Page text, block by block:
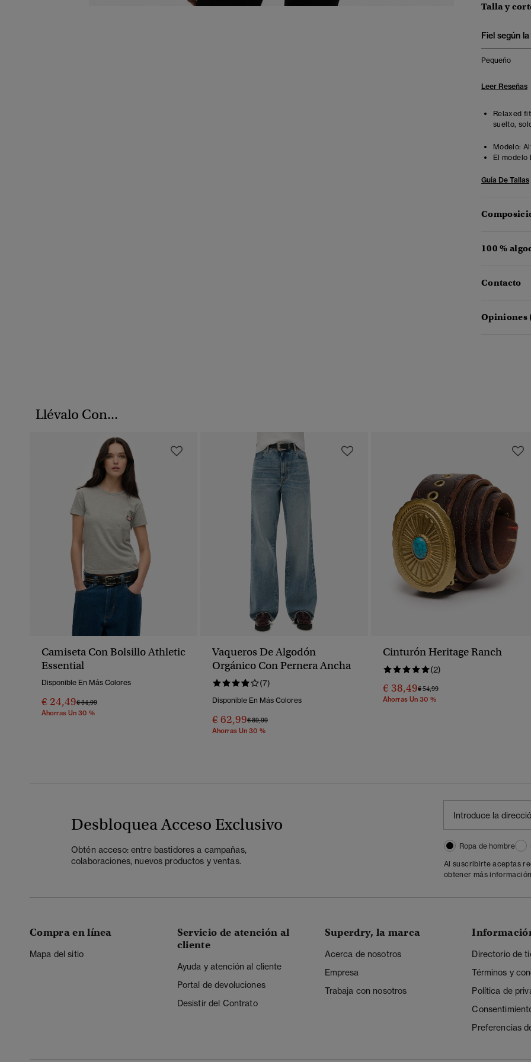
Talla y
Fiel según
Pequeño
Leer Reseñas
Relaxed
suelto,
Modelo:
El modelo
Guía De Tallas
100 %
Contacto
Opiniones
Llévalo Con...
Camiseta Con Bolsillo Athletic
Essential
Disponible En Más Colores
€ 24,49Precio Rebajado De
€ 34,99A
Ahorras Un 30 %
Vaqueros De Algodón
Orgánico Con Pernera Ancha
(7)
Disponible En Más Colores
€ 62,99Precio Rebajado De
€ 89,99A
Ahorras Un 30 %
Cinturón Heritage Ranch
(2)
€ 38,49Precio Rebajado De
€ 54,99A
Ahorras Un 30 %
Desbloquea Acceso Exclusivo
Obtén acceso: entre bastidores a campañas,
colaboraciones, nuevos productos y ventas.
Ropa de hombre
Al suscribirte aceptas
obtener más
Compra en línea
Mapa del sitio
Servicio de atención al
cliente
Ayuda y atención al cliente
Portal de devoluciones
Desistir del Contrato
Superdry, la marca
Acerca de nosotros
Empresa
Trabaja con nosotros
Directorio de
Términos y
Política de
Preferencias